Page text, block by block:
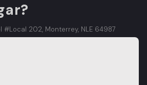
#Local 202, Monterrey, NLE 64987